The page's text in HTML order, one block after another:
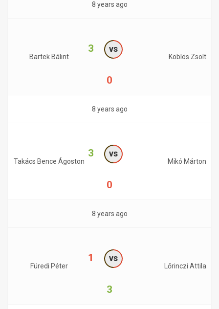
8 years ago
Bartek Bálint
3 vs
0
Köblös Zsolt
8 years ago
Takács Bence Ágoston
3 vs
0
Mikó Márton
8 years ago
Füredi Péter
1 vs
3
Lőrinczi Attila